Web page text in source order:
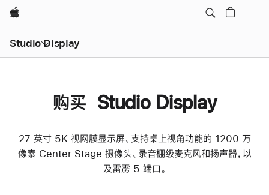
Apple
Studio Display
购买 Studio Display
27 英寸 5K 视网膜显示屏、支持桌上视角功能的 1200 万
像素 Center Stage 摄像头、录音棚级麦克风和扬声器，以
及雷雳 5 端口。